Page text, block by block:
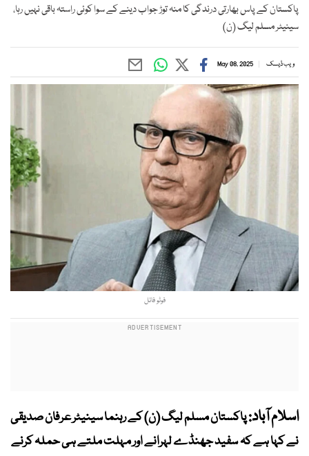
پاکستان کے پاس بھارتی درندگی کا منہ توڑ جواب دینے کے سوا کوئی راستہ باقی نہیں رہا،
سینیٹر مسلم لیگ (ن)
ویب ڈیسک May 08, 2025
فوٹو فائل
اسلام آباد:پاکستان مسلم لیگ (ن) کے رہنما سینیٹر عرفان صدیقی
نے کہا ہے کہ سفید جھنڈے لہرانے اور مہلت ملتے ہی حملہ کرنے